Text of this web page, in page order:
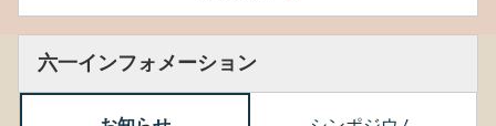
六一インフォメーション